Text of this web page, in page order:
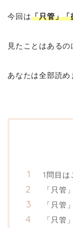
今回は「只管」「
見たことはあるの
あなたは全部読め
1問目は
「只管
「只管
「只管